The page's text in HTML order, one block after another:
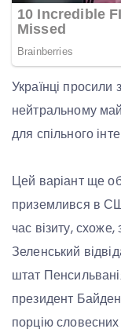
Українці просили
нейтральному
для спільного
Цей варіант ще
приземлився в
час візиту,
Зеленський
штат
президент
порцію словесних